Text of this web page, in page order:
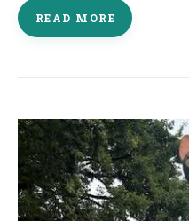
READ MORE